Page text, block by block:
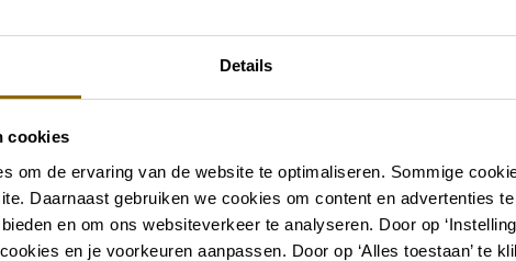
Details
cookies
om de ervaring van de website te optimaliseren. Sommige
Daarnaast gebruiken we cookies om content en advertenties
en om ons websiteverkeer te analyseren. Door op
en je voorkeuren aanpassen. Door op ‘Alles toestaan’ te
sont autorisés.
idéale